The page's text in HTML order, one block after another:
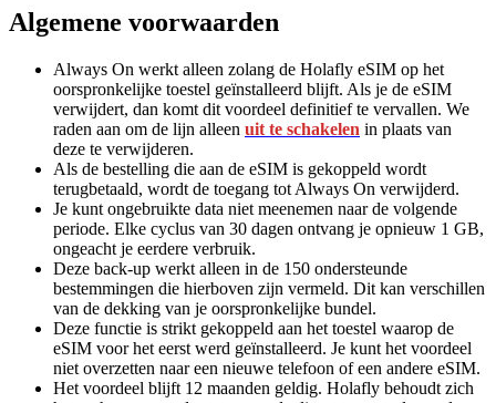
Algemene voorwaarden
Always On werkt alleen zolang de Holafly eSIM op het
oorspronkelijke toestel geïnstalleerd blijft. Als je de eSIM
verwijdert, dan komt dit voordeel definitief te vervallen. We
raden aan om de lijn alleen uit te schakelen in plaats van
deze te verwijderen.
Als de bestelling die aan de eSIM is gekoppeld wordt
terugbetaald, wordt de toegang tot Always On verwijderd.
Je kunt ongebruikte data niet meenemen naar de volgende
periode. Elke cyclus van 30 dagen ontvang je opnieuw 1 GB,
ongeacht je eerdere verbruik.
Deze back-up werkt alleen in de 150 ondersteunde
bestemmingen die hierboven zijn vermeld. Dit kan verschillen
van de dekking van je oorspronkelijke bundel.
Deze functie is strikt gekoppeld aan het toestel waarop de
eSIM voor het eerst werd geïnstalleerd. Je kunt het voordeel
niet overzetten naar een nieuwe telefoon of een andere eSIM.
Het voordeel blijft 12 maanden geldig. Holafly behoudt zich